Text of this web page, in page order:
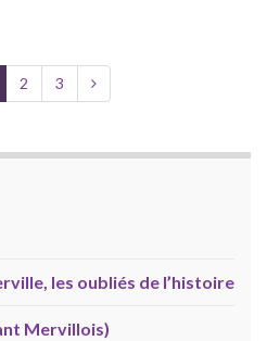
2 3
les oubliés de l’histoire
Mervillois)